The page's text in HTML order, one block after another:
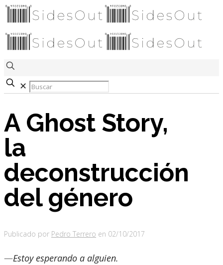
✕
A Ghost Story,
la
deconstrucción
del género
Publicado por Pedro Terrero en 02/10/2017
—Estoy esperando a alguien.